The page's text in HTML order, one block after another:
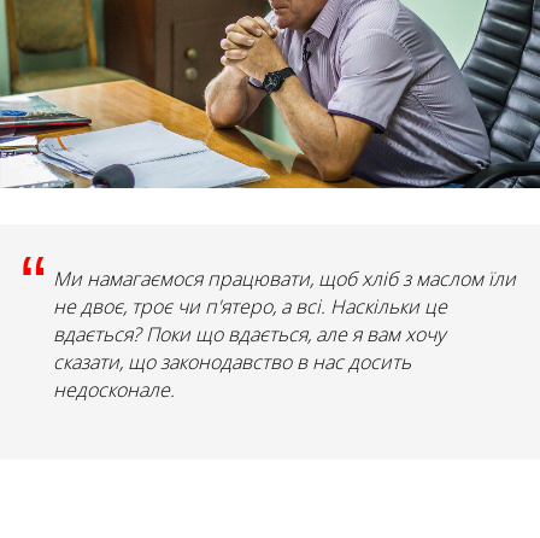
“ Ми намагаємося працювати, щоб хліб з маслом їли
не двоє, троє чи п'ятеро, а всі. Наскільки це
вдається? Поки що вдається, але я вам хочу
сказати, що законодавство в нас досить
недосконале.